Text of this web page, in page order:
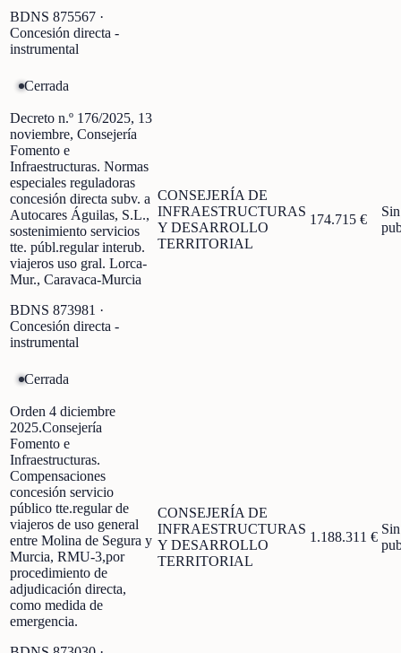
BDNS 875567 ·
Concesión directa -
instrumental
Cerrada
Decreto n.º 176/2025, 13
noviembre, Consejería
Fomento e
Infraestructuras. Normas
especiales reguladoras
concesión directa subv. a
Autocares Águilas, S.L.,
sostenimiento servicios
tte. públ.regular interub.
viajeros uso gral. Lorca-
Mur., Caravaca-Murcia
BDNS 873981 ·
Concesión directa -
instrumental
CONSEJERÍA DE
INFRAESTRUCTURAS
Y DESARROLLO
TERRITORIAL
174.715 €
Cerrada
Orden 4 diciembre
2025.Consejería
Fomento e
Infraestructuras.
Compensaciones
concesión servicio
público tte.regular de
viajeros de uso general
entre Molina de Segura y
Murcia, RMU-3,por
procedimiento de
adjudicación directa,
como medida de
emergencia.
CONSEJERÍA DE
INFRAESTRUCTURAS
Y DESARROLLO
TERRITORIAL
1.188.311 €